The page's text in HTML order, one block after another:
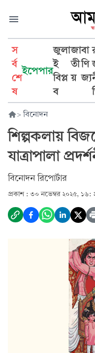
স
র্ব
শে
ষ
ইপেপার
জুলা
ই
বিপ্ল
ব
জা
তী
য়
বা
ণি
জ্য
> বিনোদন
শিল্পকলায়
যাত্রাপালা
বিনোদন রিপোর্টার
প্রকাশ : ৩০ নভেম্বর ২০২৫, ১৬: